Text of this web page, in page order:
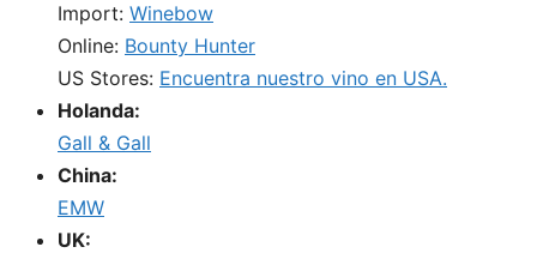
Import: Winebow
Online: Bounty Hunter
US Stores: Encuentra nuestro vino en USA.
Holanda:
Gall & Gall
China:
EMW
UK: